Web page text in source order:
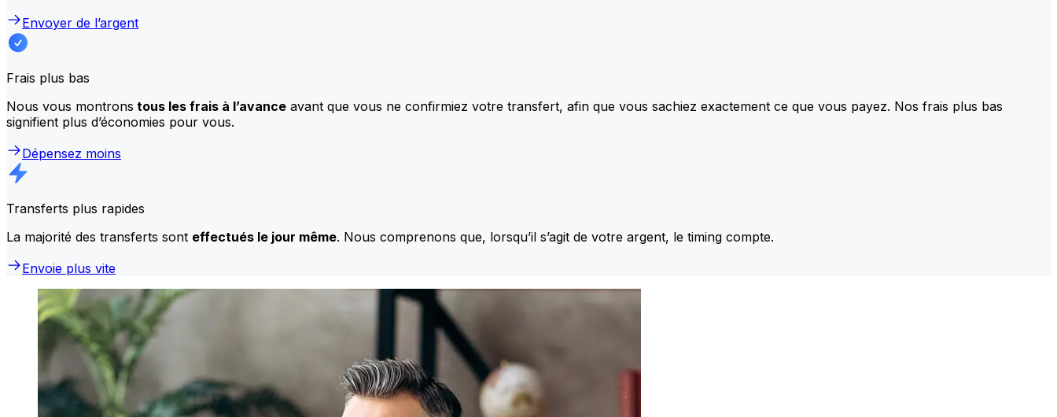
Envoyer de l’argent
Frais plus bas
Nous vous montrons tous les frais à l’avance avant que vous ne confirmiez votre transfert, afin que vous sachiez exactement ce que vous payez. Nos frais plus bas
signifient plus d’économies pour vous.
Dépensez moins
Transferts plus rapides
La majorité des transferts sont effectués le jour même. Nous comprenons que, lorsqu’il s’agit de votre argent, le timing compte.
Envoie plus vite